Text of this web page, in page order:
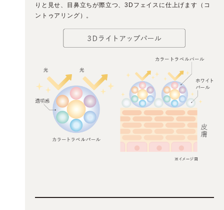
りと見せ、目鼻立ちが際立つ、3Dフェイスに仕上げます（コ
ントゥアリング）。